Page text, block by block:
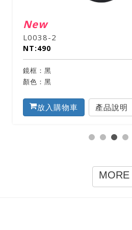
New
L0038-2
NT:490
鏡框：黑
顏色：黑
放入購物車 產品說明
MORE